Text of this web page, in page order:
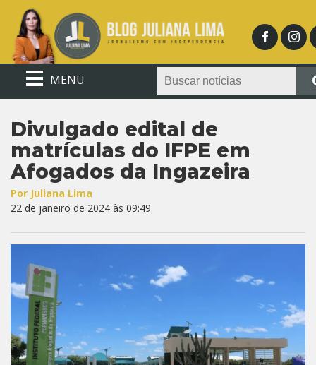
MENU
Divulgado edital de
matrículas do IFPE em
Afogados da Ingazeira
Por Juliana Lima
22 de janeiro de 2024 às 09:49